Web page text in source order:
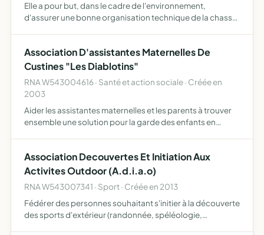
Elle a pour but, dans le cadre de l'environnement,
d'assurer une bonne organisation technique de la chasse,
Association D'assistantes Maternelles De
Custines "Les Diablotins"
RNA W543004616 · Santé et action sociale · Créée en
2003
Aider les assistantes maternelles et les parents à trouver
ensemble une solution pour la garde des enfants en
Association Decouvertes Et Initiation Aux
Activites Outdoor (A.d.i.a.o)
RNA W543007341 · Sport · Créée en 2013
Fédérer des personnes souhaitant s'initier à la découverte
des sports d'extérieur (randonnée, spéléologie,